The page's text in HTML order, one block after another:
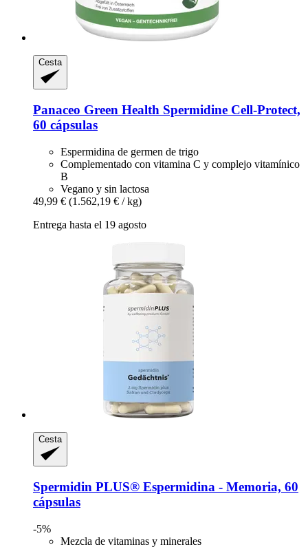
Cesta
Panaceo Green Health Spermidine Cell-​Protect,
60 cápsulas
Espermidina de germen de trigo
Complementado con vitamina C y complejo vitamínico
B
Vegano y sin lactosa
49,99 € (1.562,19 € / kg)
Entrega hasta el 19 agosto
Cesta
Spermidin PLUS® Espermidina -​ Memoria, 60
cápsulas
-5%
Mezcla de vitaminas y minerales